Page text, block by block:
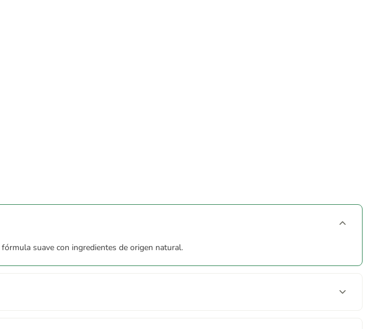
suave con ingredientes de origen natural.